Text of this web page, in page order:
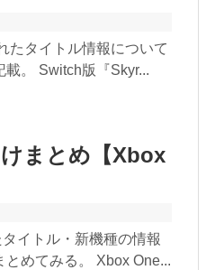
たタイトル情報について
。 Switch版『Skyr...
けまとめ【Xbox
イトル・新機種の情報
めてみる。 Xbox One...